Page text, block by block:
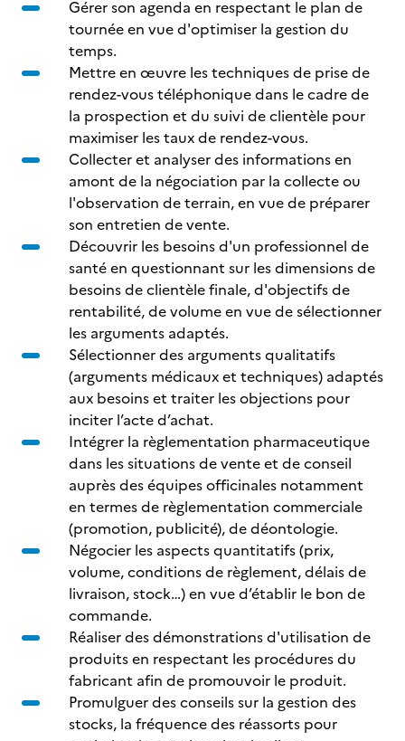
Gérer son agenda en respectant le plan de
tournée en vue d'optimiser la gestion du
temps.
Mettre en œuvre les techniques de prise de
rendez-vous téléphonique dans le cadre de
la prospection et du suivi de clientèle pour
maximiser les taux de rendez-vous.
Collecter et analyser des informations en
amont de la négociation par la collecte ou
l'observation de terrain, en vue de préparer
son entretien de vente.
Découvrir les besoins d'un professionnel de
santé en questionnant sur les dimensions de
besoins de clientèle finale, d'objectifs de
rentabilité, de volume en vue de sélectionner
les arguments adaptés.
Sélectionner des arguments qualitatifs
(arguments médicaux et techniques) adaptés
aux besoins et traiter les objections pour
inciter l’acte d’achat.
Intégrer la règlementation pharmaceutique
dans les situations de vente et de conseil
auprès des équipes officinales notamment
en termes de règlementation commerciale
(promotion, publicité), de déontologie.
Négocier les aspects quantitatifs (prix,
volume, conditions de règlement, délais de
livraison, stock…) en vue d’établir le bon de
commande.
Réaliser des démonstrations d'utilisation de
produits en respectant les procédures du
fabricant afin de promouvoir le produit.
Promulguer des conseils sur la gestion des
stocks, la fréquence des réassorts pour